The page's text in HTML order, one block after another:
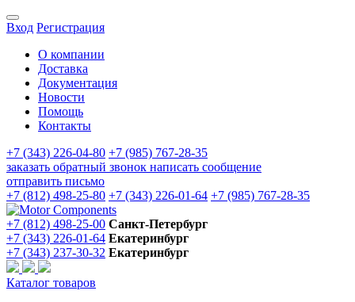
Вход Регистрация
О компании
Доставка
Документация
Новости
Помощь
Контакты
+7 (343) 226-04-80 +7 (985) 767-28-35
заказать обратный звонок написать сообщение
отправить письмо
+7 (812) 498-25-80 +7 (343) 226-01-64 +7 (985) 767-28-35
+7 (812) 498-25-00 Санкт-Петербург
+7 (343) 226-01-64 Екатеринбург
+7 (343) 237-30-32 Екатеринбург
Каталог товаров